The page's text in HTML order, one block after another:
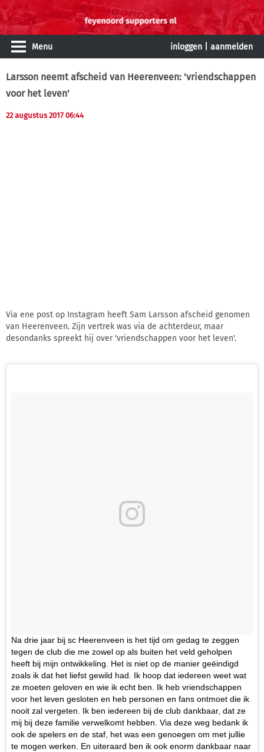
Menu inloggen aanmelden
Larsson neemt afscheid van Heerenveen: 'vriendschappen
voor het leven'
22 augustus 2017 06:44
Via ene post op Instagram heeft Sam Larsson afscheid genomen
van Heerenveen. Zijn vertrek was via de achterdeur, maar
desondanks spreekt hij over 'vriendschappen voor het leven'.
Na drie jaar bij sc Heerenveen is het tijd om gedag te zeggen
tegen de club die me zowel op als buiten het veld geholpen
heeft bij mijn ontwikkeling. Het is niet op de manier geëindigd
zoals ik dat het liefst gewild had. Ik hoop dat iedereen weet wat
ze moeten geloven en wie ik echt ben. Ik heb vriendschappen
voor het leven gesloten en heb personen en fans ontmoet die ik
nooit zal vergeten. Ik ben iedereen bij de club dankbaar, dat ze
mij bij deze familie verwelkomt hebben. Via deze weg bedank ik
ook de spelers en de staf, het was een genoegen om met jullie
te mogen werken. En uiteraard ben ik ook enorm dankbaar naar